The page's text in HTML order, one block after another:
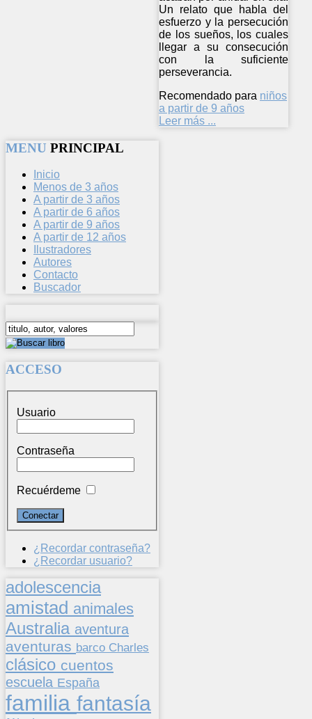
Un relato que habla del
esfuerzo y la persecución
de los sueños, los cuales
llegar a su consecución
con la suficiente
perseverancia.
Recomendado para niños
a partir de 9 años
Leer más ...
MENU PRINCIPAL
Inicio
Menos de 3 años
A partir de 3 años
A partir de 6 años
A partir de 9 años
A partir de 12 años
Ilustradores
Autores
Contacto
Buscador
ACCESO
Usuario
Contraseña
Recuérdeme
¿Recordar contraseña?
¿Recordar usuario?
adolescencia
amistad animales
Australia aventura
aventuras barco Charles
clásico cuentos
escuela España
familia fantasía